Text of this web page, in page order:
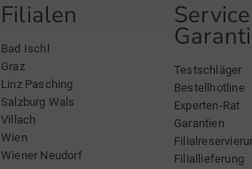
Filialen
Bad Ischl
Graz
Linz Pasching
Salzburg Wals
Villach
Wien
Wiener Neudorf
Testschläger
Bestellhotline
Experten-Rat
Garantien
Filiallieferung